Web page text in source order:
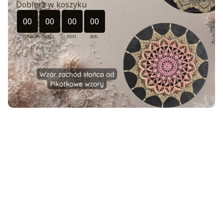
Dobierz w koszyku
Odliczanie czasu do: 2026-08-30 23:49:00
00
dni
00
godz.
00
min.
00
sek.